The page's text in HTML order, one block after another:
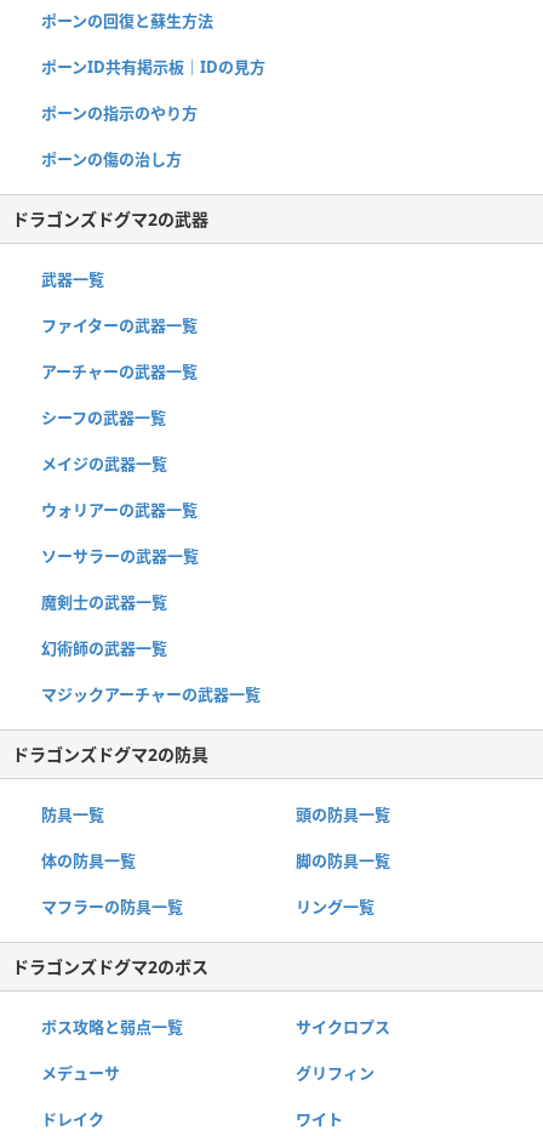
ポーンの回復と蘇生方法
ポーンID共有掲示板｜IDの見方
ポーンの指示のやり方
ポーンの傷の治し方
ドラゴンズドグマ2の武器
武器一覧
ファイターの武器一覧
アーチャーの武器一覧
シーフの武器一覧
メイジの武器一覧
ウォリアーの武器一覧
ソーサラーの武器一覧
魔剣士の武器一覧
幻術師の武器一覧
マジックアーチャーの武器一覧
ドラゴンズドグマ2の防具
防具一覧 頭の防具一覧
体の防具一覧 脚の防具一覧
マフラーの防具一覧 リング一覧
ドラゴンズドグマ2のボス
ボス攻略と弱点一覧 サイクロプス
メデューサ グリフィン
ドレイク ワイト